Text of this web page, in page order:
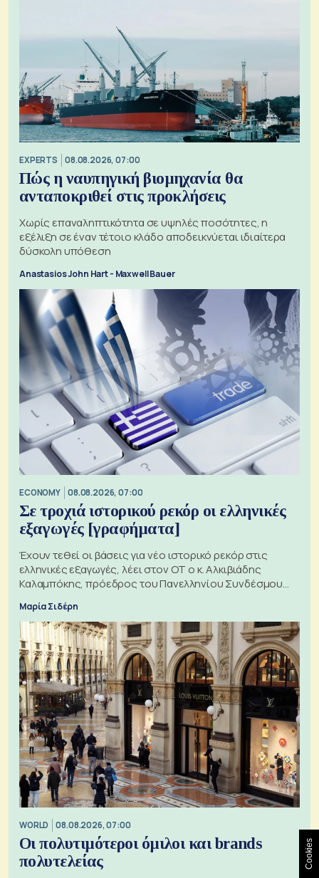
EXPERTS 08.08.2026, 07:00
Πώς η ναυπηγική βιομηχανία θα
ανταποκριθεί στις προκλήσεις
Χωρίς επαναληπτικότητα σε υψηλές ποσότητες, η
εξέλιξη σε έναν τέτοιο κλάδο αποδεικνύεται ιδιαίτερα
δύσκολη υπόθεση
Anastasios John Hart - Maxwell Bauer
ECONOMY 08.08.2026, 07:00
Σε τροχιά ιστορικού ρεκόρ οι ελληνικές
εξαγωγές [γραφήματα]
Έχουν τεθεί οι βάσεις για νέο ιστορικό ρεκόρ στις
ελληνικές εξαγωγές, λέει στον ΟΤ ο κ. Αλκιβιάδης
Καλαμπόκης, πρόεδρος του Πανελληνίου Συνδέσμου
Εξαγωγέων
Μαρία Σιδέρη
WORLD 08.08.2026, 07:00
Οι πολυτιμότεροι όμιλοι και brands
πολυτελείας
Cookies